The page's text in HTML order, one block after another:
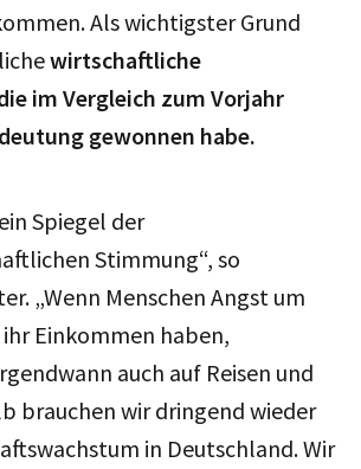
Als wichtigster Grund
wirtschaftliche
im Vergleich zum Vorjahr
gewonnen habe.
Spiegel der
Stimmung“, so
„Wenn Menschen Angst um
Einkommen haben,
auch auf Reisen und
brauchen wir dringend wieder
in Deutschland. Wir